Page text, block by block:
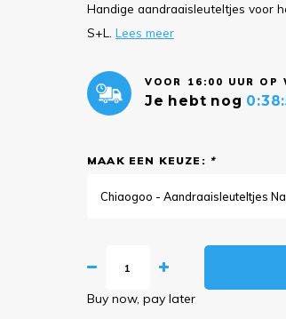
Handige aandraaisleuteltjes voor
S+L. Lees meer
VOOR 16:00 UUR OP
Je hebt nog
MAAK EEN KEUZE: *
Chiaogoo - Aandraaisleuteltjes
Buy now, pay later